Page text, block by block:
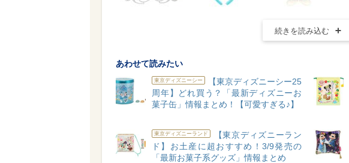
続きを読み込む
あわせて読みたい
東京ディズニーシー
【東京ディズニーシー25
周年】どれ買う？「最新ディズニーお
菓子缶」情報まとめ！【可愛すぎる♪】
東京ディズニーランド
【東京ディズニーラン
ド】お土産に超おすすめ！3/9発売の
「最新お菓子系グッズ」情報まとめ